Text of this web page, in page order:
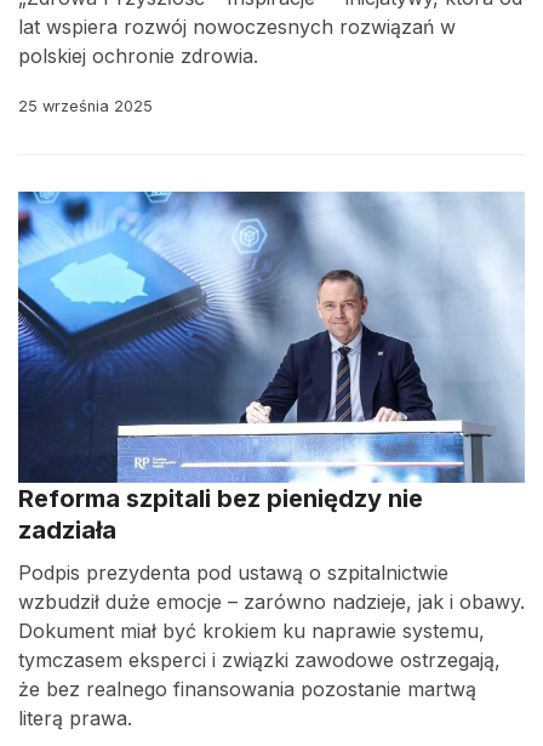
lat wspiera rozwój nowoczesnych rozwiązań w
polskiej ochronie zdrowia.
25 września 2025
Reforma szpitali bez pieniędzy nie
zadziała
Podpis prezydenta pod ustawą o szpitalnictwie
wzbudził duże emocje – zarówno nadzieje, jak i obawy.
Dokument miał być krokiem ku naprawie systemu,
tymczasem eksperci i związki zawodowe ostrzegają,
że bez realnego finansowania pozostanie martwą
literą prawa.